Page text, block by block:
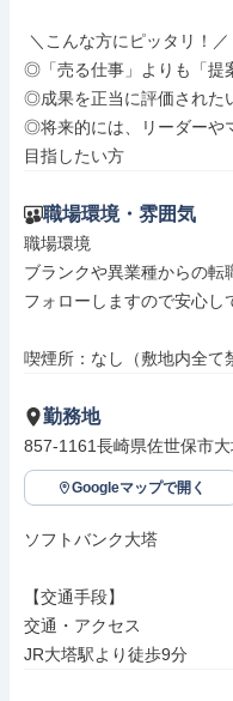
◎「売る仕事」よりも「提
◎成果を正当に評価された
◎将来的には、リーダーや
目指したい方
職場環境・雰囲気
職場環境
ブランクや異業種からの転
フォローしますので安心し
喫煙所：なし（敷地内全て
勤務地
857-1161長崎県佐世保市
Googleマップで開く
ソフトバンク大塔
【交通手段】
交通・アクセス
JR大塔駅より徒歩9分